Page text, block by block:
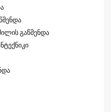
გაწმენდა